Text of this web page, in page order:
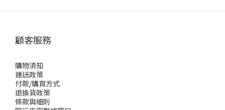
顧客服務
購物須知
運送政策
付款/購買方式
退換貨政策
條款與細則